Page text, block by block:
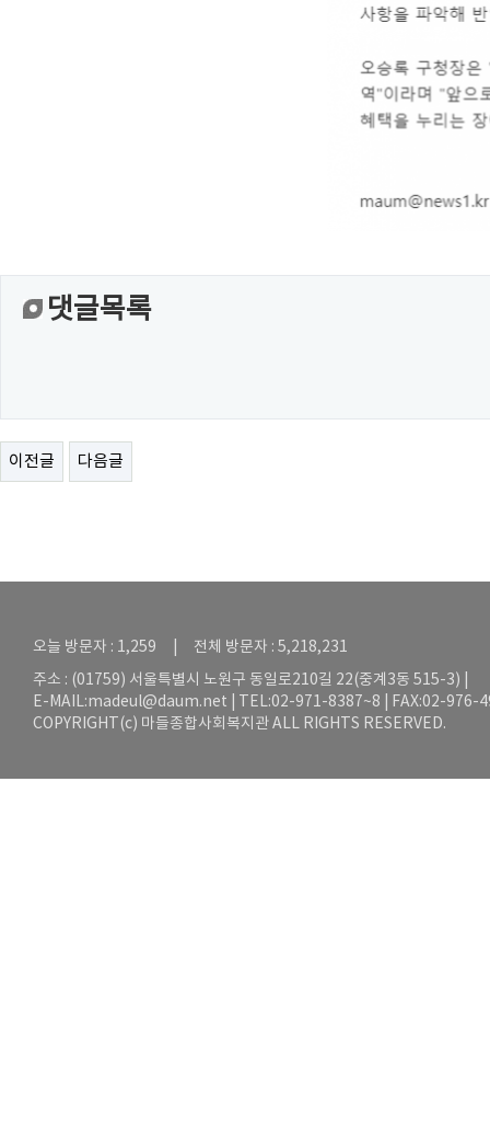
댓글목록
이전글 다음글
오늘 방문자 : 1,259 | 전체 방문자 : 5,218,231
주소 : (01759) 서울특별시 노원구 동일로210길 22(중계3동 515-3) |
E-MAIL:madeul@daum.net | TEL:02-971-8387~8 | FAX:02-976-
COPYRIGHT(c) 마들종합사회복지관 ALL RIGHTS RESERVED.